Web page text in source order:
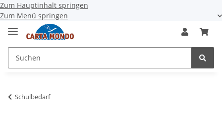
Zum Hauptinhalt springen
Zum Menü springen
Schulbedarf